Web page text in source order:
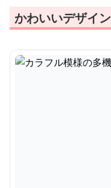
かわいいデザイ